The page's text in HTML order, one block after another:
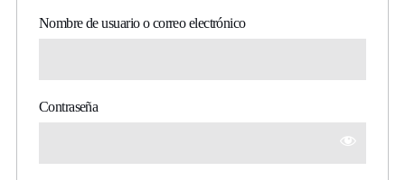
Nombre de usuario o correo electrónico
Contraseña